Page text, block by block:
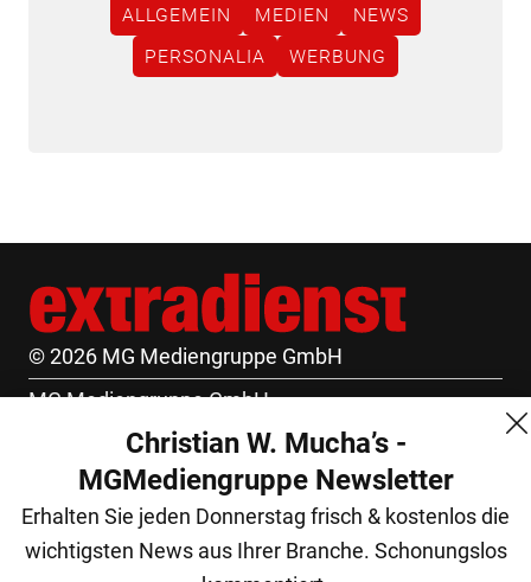
ALLGEMEIN MEDIEN
NEWS
PERSONALIA
WERBUNG
© 2026 MG Mediengruppe GmbH
MG Mediengruppe GmbH
Burgring 1/7
1010 Wien
+43 (1) 522 14 14
office@mgmedien.at
Christian W. Mucha’s -
MGMediengruppe Newsletter
Erhalten Sie jeden Donnerstag frisch & kostenlos die
wichtigsten News aus Ihrer Branche. Schonungslos